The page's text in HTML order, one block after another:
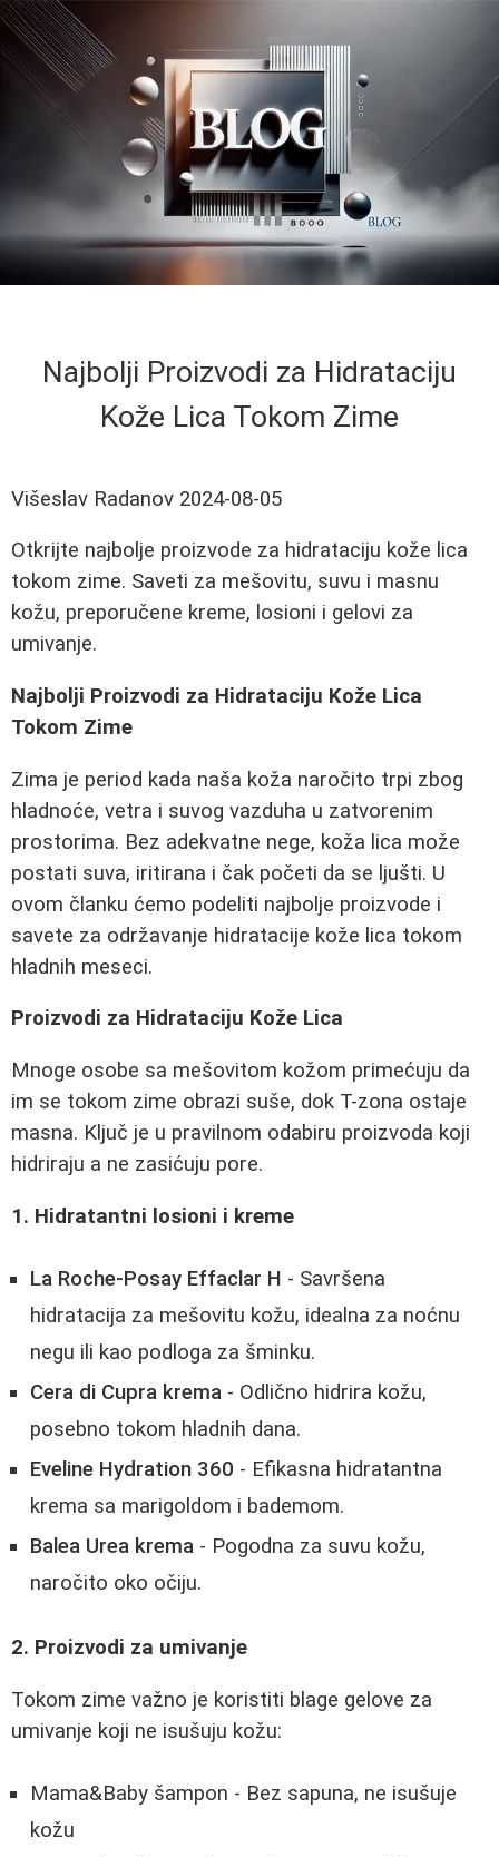
Najbolji Proizvodi za Hidrataciju
Kože Lica Tokom Zime
Višeslav Radanov 2024-08-05
Otkrijte najbolje proizvode za hidrataciju kože lica
tokom zime. Saveti za mešovitu, suvu i masnu
kožu, preporučene kreme, losioni i gelovi za
umivanje.
Najbolji Proizvodi za Hidrataciju Kože Lica
Tokom Zime
Zima je period kada naša koža naročito trpi zbog
hladnoće, vetra i suvog vazduha u zatvorenim
prostorima. Bez adekvatne nege, koža lica može
postati suva, iritirana i čak početi da se ljušti. U
ovom članku ćemo podeliti najbolje proizvode i
savete za održavanje hidratacije kože lica tokom
hladnih meseci.
Proizvodi za Hidrataciju Kože Lica
Mnoge osobe sa mešovitom kožom primećuju da
im se tokom zime obrazi suše, dok T-zona ostaje
masna. Ključ je u pravilnom odabiru proizvoda koji
hidriraju a ne zasićuju pore.
1. Hidratantni losioni i kreme
La Roche-Posay Effaclar H - Savršena
hidratacija za mešovitu kožu, idealna za noćnu
negu ili kao podloga za šminku.
Cera di Cupra krema - Odlično hidrira kožu,
posebno tokom hladnih dana.
Eveline Hydration 360 - Efikasna hidratantna
krema sa marigoldom i bademom.
Balea Urea krema - Pogodna za suvu kožu,
naročito oko očiju.
2. Proizvodi za umivanje
Tokom zime važno je koristiti blage gelove za
umivanje koji ne isušuju kožu:
Mama&Baby šampon - Bez sapuna, ne isušuje
kožu